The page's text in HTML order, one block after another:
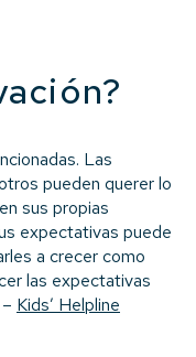
Las
pueden querer lo
sus propias
expectativas puede
a crecer como
las expectativas
Kids’ Helpline